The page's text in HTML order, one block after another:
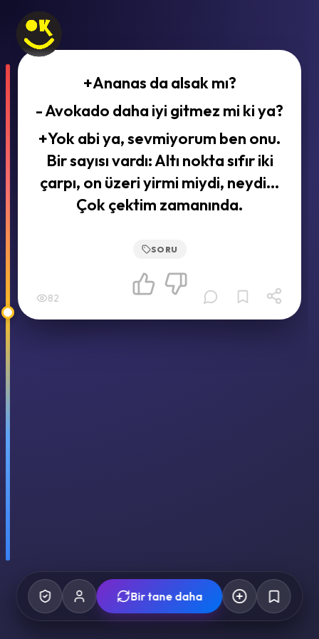
+Ananas da alsak mı?
- Avokado daha iyi gitmez mi ki ya?
+Yok abi ya, sevmiyorum ben onu.
Bir sayısı vardı: Altı nokta sıfır iki
çarpı, on üzeri yirmi miydi, neydi...
Çok çektim zamanında.
SORU
82
Bir tane daha